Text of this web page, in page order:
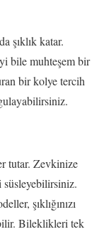
şıklık katar.
bile muhteşem bir
bir kolye tercih
tutar. Zevkinize
şıklığınızı
Bileklikleri tek